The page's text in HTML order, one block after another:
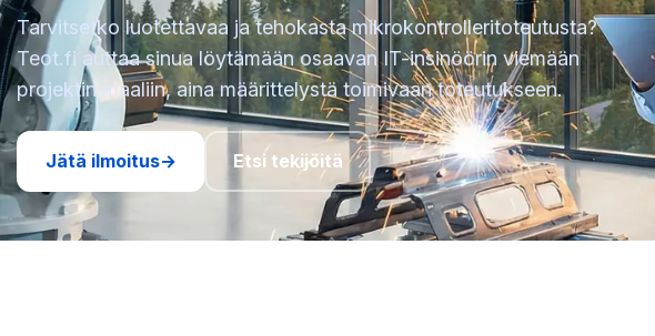
Tarvitsetko luotettavaa ja tehokasta mikrokontrolleritoteutusta?
Teot.fi auttaa sinua löytämään osaavan IT-insinöörin viemään
projektin maaliin, aina määrittelystä toimivaan toteutukseen.
Jätä ilmoitus→ Etsi tekijöitä